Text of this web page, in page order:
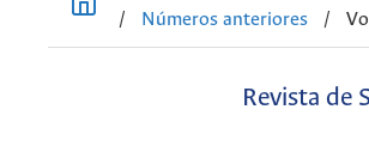
/
Números anteriores /
Revista de